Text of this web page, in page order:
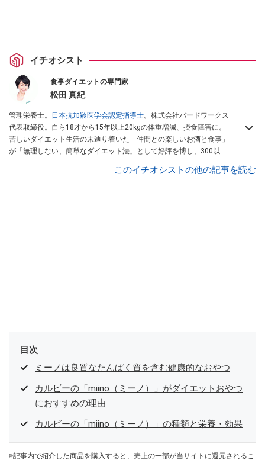
イチオシスト
食事ダイエットの専門家
松田 真紀
管理栄養士。 日本抗加齢医学会認定指導士。株式会社バードワークス
代表取締役。自ら18才から15年以上20kgの体重増減、摂食障害に。
苦しいダイエット生活の末辿り着いた「仲間との楽しいお酒と食事」
が「無理しない、簡単なダイエット法」として好評を博し、300以上
このイチオシストの他の記事を読む
目次
ミーノは良質なたんぱく質を含む健康的なおやつ
カルビーの「miino（ミーノ）」がダイエットおやつ
におすすめの理由
カルビーの「miino（ミーノ）」の種類と栄養・効果
※記事内で紹介した商品を購入すると、売上の一部が当サイトに還元されるこ